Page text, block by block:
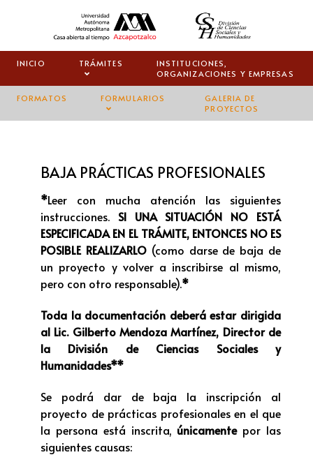
INICIO TRÁMITES
INSTITUCIONES,
ORGANIZACIONES Y EMPRESAS
FORMATOS FORMULARIOS
GALERIA DE
PROYECTOS
BAJA PRÁCTICAS PROFESIONALES
*Leer con mucha atención las siguientes
instrucciones. SI UNA SITUACIÓN NO ESTÁ
ESPECIFICADA EN EL TRÁMITE, ENTONCES NO ES
POSIBLE REALIZARLO(como darse de baja de
un proyecto y volver a inscribirse al mismo,
pero con otro responsable).*
Toda la documentación deberá estar dirigida
al Lic. Gilberto Mendoza Martínez, Director de
la División de Ciencias Sociales y
Humanidades**
Se podrá dar de baja la inscripción al
proyecto de prácticas profesionales en el que
la persona está inscrita, únicamentepor las
siguientes causas: